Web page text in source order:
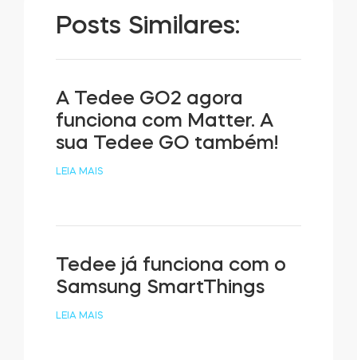
Posts Similares:
A Tedee GO2 agora
funciona com Matter. A
sua Tedee GO também!
LEIA MAIS
Tedee já funciona com o
Samsung SmartThings
LEIA MAIS